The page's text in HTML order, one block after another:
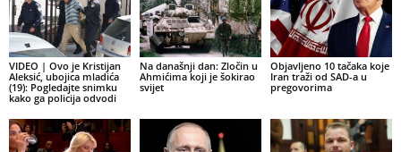
VIDEO | Ovo je Kristijan
Aleksić, ubojica mladića
(19): Pogledajte snimku
kako ga policija odvodi
Na današnji dan: Zločin u
Ahmićima koji je šokirao
svijet
Objavljeno 10 tačaka koje
Iran traži od SAD-a u
pregovorima